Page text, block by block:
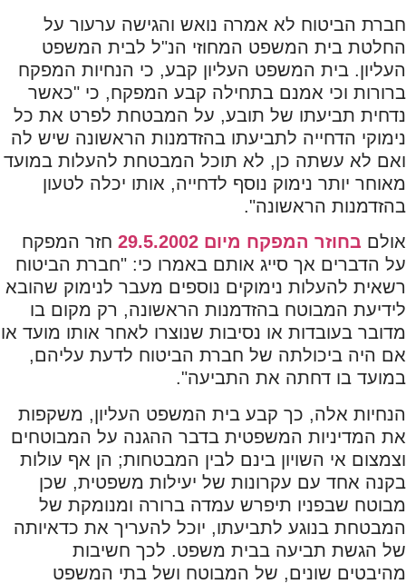
חברת הביטוח לא אמרה נואש והגישה ערעור על
החלטת בית המשפט המחוזי הנ"ל לבית המשפט
העליון. בית המשפט העליון קבע, כי הנחיות המפקח
ברורות וכי אמנם בתחילה קבע המפקח, כי "כאשר
נדחית תביעתו של תובע, על המבטחת לפרט את כל
נימוקי הדחייה לתביעתו בהזדמנות הראשונה שיש לה
ואם לא עשתה כן, לא תוכל המבטחת להעלות במועד
מאוחר יותר נימוק נוסף לדחייה, אותו יכלה לטעון
בהזדמנות הראשונה".
אולם בחוזר המפקח מיום 29.5.2002
חזר המפקח
על הדברים אך סייג אותם באמרו כי: "חברת הביטוח
רשאית להעלות נימוקים נוספים מעבר לנימוק שהובא
לידיעת המבוטח בהזדמנות הראשונה, רק מקום בו
מדובר בעובדות או נסיבות שנוצרו לאחר אותו מועד או
אם היה ביכולתה של חברת הביטוח לדעת עליהם,
במועד בו דחתה את התביעה".
הנחיות אלה, כך קבע בית המשפט העליון, משקפות
את המדיניות המשפטית בדבר ההגנה על המבוטחים
וצמצום אי השויון בינם לבין המבטחות; הן אף עולות
בקנה אחד עם עקרונות של יעילות משפטית, שכן
מבוטח שבפניו תיפרש עמדה ברורה ומנומקת של
המבטחת בנוגע לתביעתו, יוכל להעריך את כדאיותה
של הגשת תביעה בבית משפט. לכך חשיבות
מהיבטים שונים, של המבוטח ושל בתי המשפט